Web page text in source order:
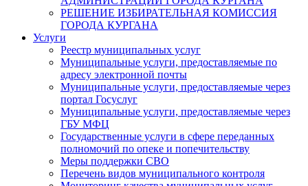
РЕШЕНИЕ ИЗБИРАТЕЛЬНАЯ КОМИССИЯ
ГОРОДА КУРГАНА
Услуги
Реестр муниципальных услуг
Муниципальные услуги, предоставляемые по
адресу электронной почты
Муниципальные услуги, предоставляемые через
портал Госуслуг
Муниципальные услуги, предоставляемые через
ГБУ МФЦ
Государственные услуги в сфере переданных
полномочий по опеке и попечительству
Меры поддержки СВО
Перечень видов муниципального контроля